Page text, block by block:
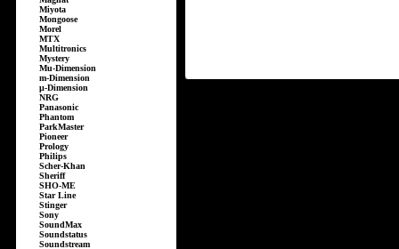
Miyota
Mongoose
Morel
MTX
Multitronics
Mystery
Mu-Dimension
m-Dimension
µ-Dimension
NRG
Panasonic
Phantom
ParkMaster
Pioneer
Prology
Philips
Scher-Khan
Sheriff
SHO-ME
Star Line
Stinger
Sony
SoundMax
Soundstatus
Soundstream